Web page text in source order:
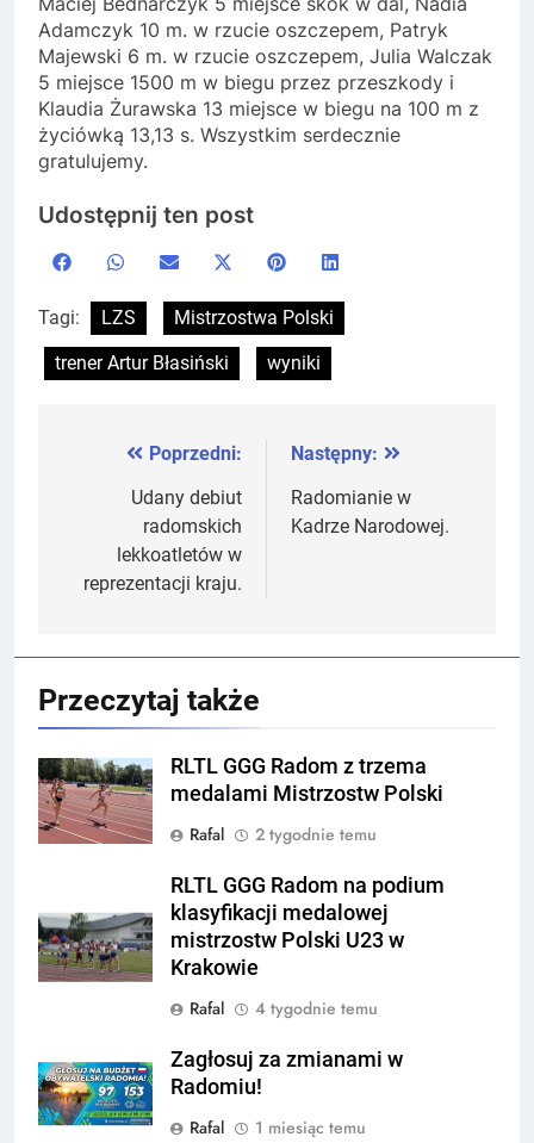
Adamczyk 10 m. w rzucie oszczepem, Patryk
Majewski 6 m. w rzucie oszczepem, Julia Walczak
5 miejsce 1500 m w biegu przez przeszkody i
Klaudia Żurawska 13 miejsce w biegu na 100 m z
życiówką 13,13 s. Wszystkim serdecznie
gratulujemy.
Udostępnij ten post
Share
Facebook
Share
WhatsApp
Share
Email
Share
Share
Pinterest
Tagi: LZS
Mistrzostwa Polski
trener Artur Błasiński
wyniki
Nawigacja
wpisu
Poprzedni:
Udany debiut
radomskich
lekkoatletów w
reprezentacji kraju.
Następny:
Radomianie w
Kadrze Narodowej.
Przeczytaj także
RLTL GGG Radom z trzema
medalami Mistrzostw Polski
Rafal
2 tygodnie temu
RLTL GGG Radom na podium
klasyfikacji medalowej
mistrzostw Polski U23 w
Krakowie
Rafal
4 tygodnie temu
Zagłosuj za zmianami w
Radomiu!
Rafal
1 miesiąc temu